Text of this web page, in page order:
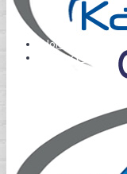
Home
Contact Us